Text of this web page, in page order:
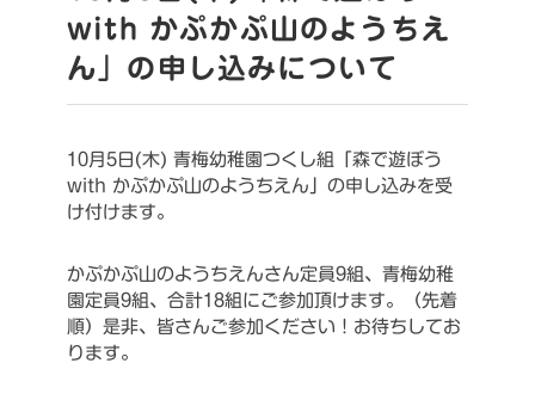
with かぷかぷ山のようちえ
ん」の申し込みについて
10月5日(木) 青梅幼稚園つくし組「森で遊ぼう
with かぷかぷ山のようちえん」の申し込みを受
け付けます。
かぷかぷ山のようちえんさん定員9組、青梅幼稚
園定員9組、合計18組にご参加頂けます。（先着
順）是非、皆さんご参加ください！お待ちしてお
ります。